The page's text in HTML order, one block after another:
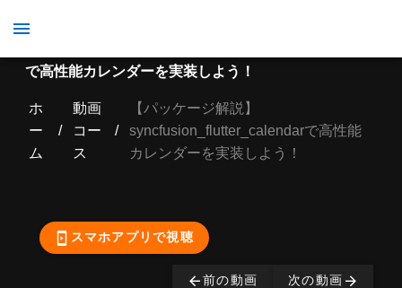
で高性能カレンダーを実装しよう！
ホ
ー
ム
/
動画
コー
ス
/
【パッケージ解説】
syncfusion_flutter_calendarで高性能
カレンダーを実装しよう！
ここから先の視聴は有
購入する
スマホアプリで視聴
前の動画 次の動画